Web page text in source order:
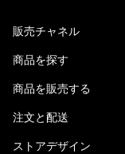
販売チャネル
商品を探す
商品を販売する
注文と配送
ストアデザイン